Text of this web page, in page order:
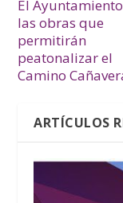
El
las obras que
permitirán
peatonalizar el
Camino
ARTÍCULOS